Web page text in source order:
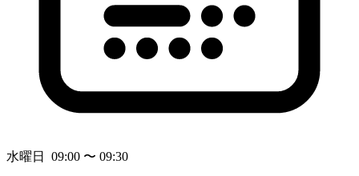
水曜日 09:00 〜 09:30